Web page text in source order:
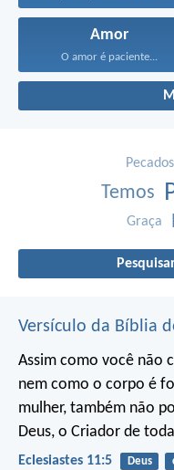
Amor
O amor é paciente...
Pecados
Temos
Graça
Versículo da Bíblia
Assim como você não
nem como o corpo é
mulher, também não
Deus, o Criador de
Eclesiastes 11:5 Deus